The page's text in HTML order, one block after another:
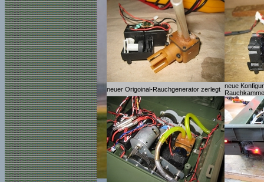
neuer Origoinal-Rauchgenerator zerlegt neue